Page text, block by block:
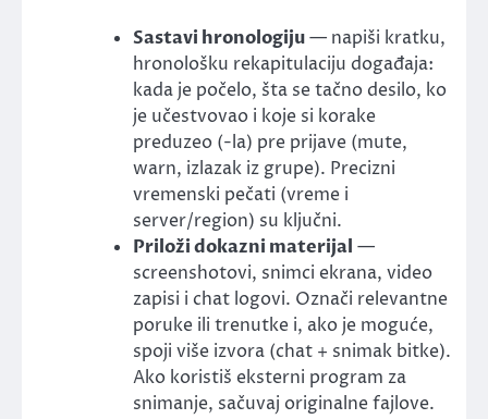
Sastavi hronologiju— napiši kratku,
hronološku rekapitulaciju događaja:
kada je počelo, šta se tačno desilo, ko
je učestvovao i koje si korake
preduzeo (-la) pre prijave (mute,
warn, izlazak iz grupe). Precizni
vremenski pečati (vreme i
server/region) su ključni.
Priloži dokazni materijal —
screenshotovi, snimci ekrana, video
zapisi i chat logovi. Označi relevantne
poruke ili trenutke i, ako je moguće,
spoji više izvora (chat + snimak bitke).
Ako koristiš eksterni program za
snimanje, sačuvaj originalne fajlove.